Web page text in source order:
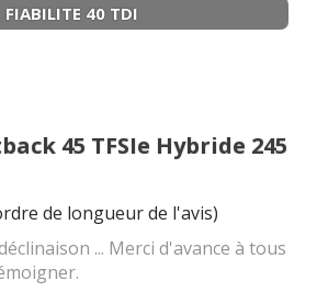
FIABILITE 40 TDI
45 TFSIe Hybride 245
de longueur de l'avis)
... Merci d'avance à tous